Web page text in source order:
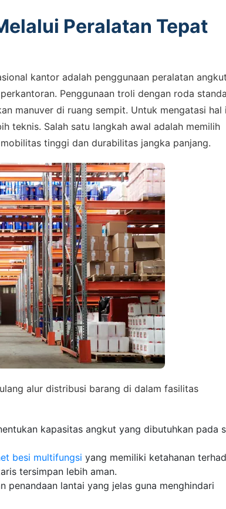
Peralatan Tepat
kantor adalah penggunaan peralatan angkut
Penggunaan troli dengan roda
manuver di ruang sempit. Untuk mengatasi hal
teknis. Salah satu langkah awal adalah memilih
tinggi dan durabilitas jangka panjang.
alur distribusi barang di dalam fasilitas
kapasitas angkut yang dibutuhkan pada
besi multifungsi yang memiliki ketahanan
tersimpan lebih aman.
penandaan lantai yang jelas guna menghindari